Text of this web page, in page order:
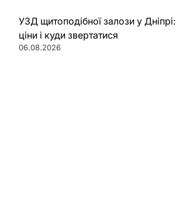
УЗД щитоподібної залози у Дніпрі:
ціни і куди звертатися
06.08.2026